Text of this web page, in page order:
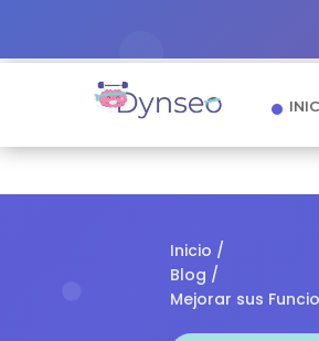
Inicio /
Blog /
Mejorar sus